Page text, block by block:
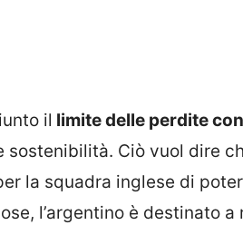
il limite delle perdite
Ciò vuol dire
la squadra inglese di
l’argentino è destinato